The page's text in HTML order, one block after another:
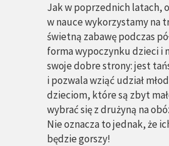
Jak w poprzednich latach,
w nauce wykorzystamy na
świetną zabawę podczas
forma wypoczynku dzieci i
swoje dobre strony: jest
i pozwala wziąć udział
dzieciom, które są zbyt
wybrać się z drużyną na
Nie oznacza to jednak, że
będzie gorszy!